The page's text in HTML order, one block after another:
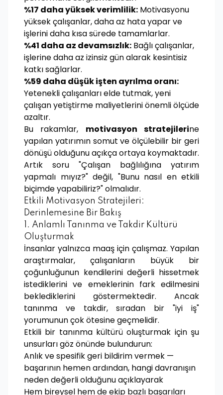
%17 daha yüksek verimlilik: Motivasyonu
yüksek çalışanlar, daha az hata yapar ve
işlerini daha kısa sürede tamamlarlar.
%41 daha az devamsızlık: Bağlı çalışanlar,
işlerine daha az izinsiz gün alarak kesintisiz
katkı sağlarlar.
%59 daha düşük işten ayrılma oranı:
Yetenekli çalışanları elde tutmak, yeni
çalışan yetiştirme maliyetlerini önemli ölçüde
azaltır.
Bu rakamlar, motivasyon stratejilerine
yapılan yatırımın somut ve ölçülebilir bir geri
dönüşü olduğunu açıkça ortaya koymaktadır.
Artık soru "Çalışan bağlılığına yatırım
yapmalı mıyız?" değil, "Bunu nasıl en etkili
biçimde yapabiliriz?" olmalıdır.
Etkili Motivasyon Stratejileri:
Derinlemesine Bir Bakış
1. Anlamlı Tanınma ve Takdir Kültürü
Oluşturmak
İnsanlar yalnızca maaş için çalışmaz. Yapılan
araştırmalar, çalışanların büyük bir
çoğunluğunun kendilerini değerli hissetmek
istediklerini ve emeklerinin fark edilmesini
beklediklerini göstermektedir. Ancak
tanınma ve takdir, sıradan bir "iyi iş"
yorumunun çok ötesine geçmelidir.
Etkili bir tanınma kültürü oluşturmak için şu
unsurları göz önünde bulundurun:
Anlık ve spesifik geri bildirim vermek —
başarının hemen ardından, hangi davranışın
neden değerli olduğunu açıklayarak
Hem bireysel hem de ekip bazlı başarıları